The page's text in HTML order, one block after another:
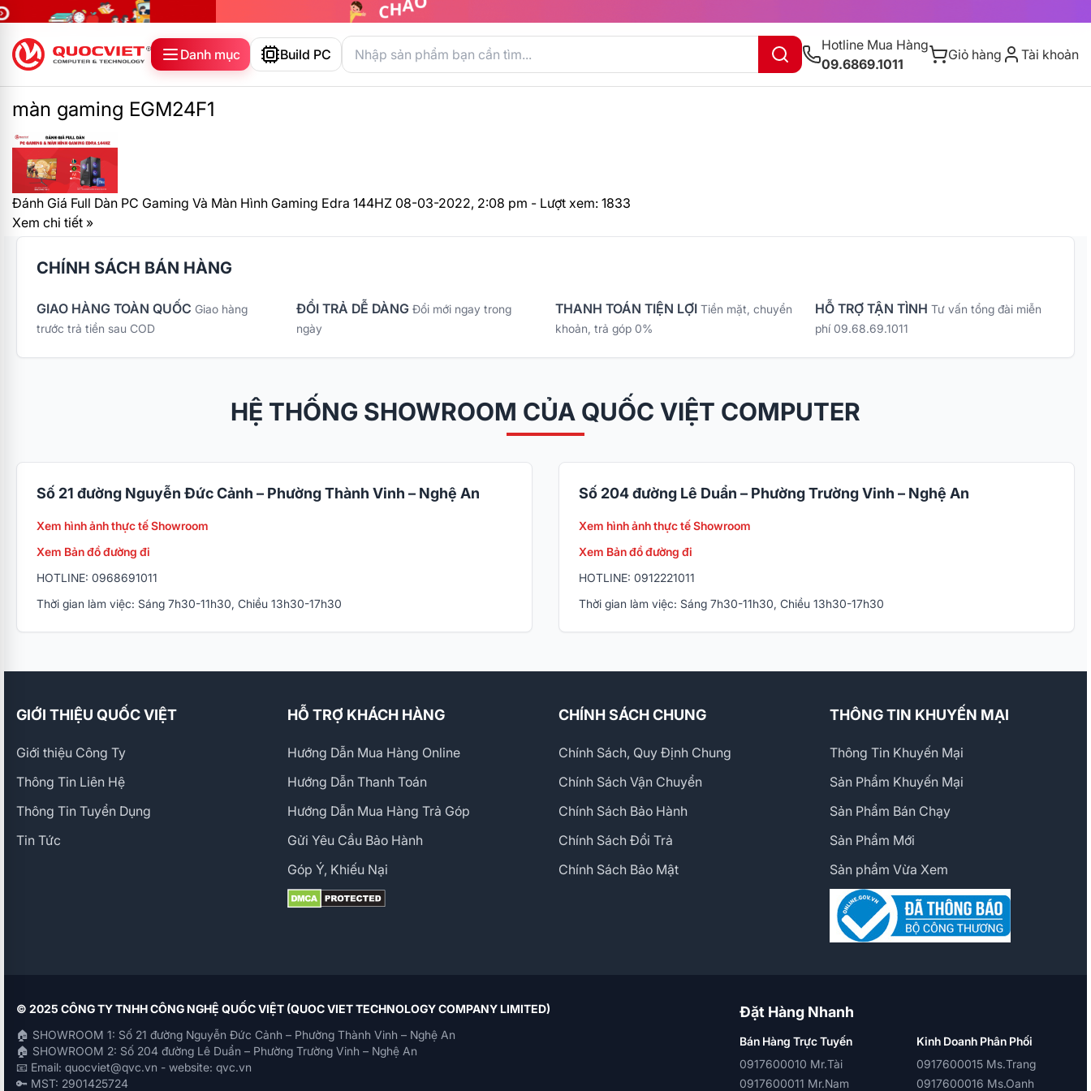
Danh mục Build PC
Hotline Mua Hàng
09.6869.1011
Giỏ hàng Tài khoản
màn gaming EGM24F1
Đánh Giá Full Dàn PC Gaming Và Màn Hình Gaming Edra 144HZ 08-03-2022, 2:08 pm - Lượt xem: 1833
Xem chi tiết »
CHÍNH SÁCH BÁN HÀNG
GIAO HÀNG TOÀN QUỐC Giao hàng
trước trả tiền sau COD
ĐỔI TRẢ DỄ DÀNG Đổi mới ngay trong
ngày
THANH TOÁN TIỆN LỢI Tiền mặt, chuyển
khoản, trả góp 0%
HỖ TRỢ TẬN TÌNH Tư vấn tổng đài miễn
phí 09.68.69.1011
HỆ THỐNG SHOWROOM CỦA QUỐC VIỆT COMPUTER
Số 21 đường Nguyễn Đức Cảnh – Phường Thành Vinh – Nghệ An
Xem hình ảnh thực tế Showroom
Xem Bản đồ đường đi
HOTLINE: 0968691011
Thời gian làm việc: Sáng 7h30-11h30, Chiều 13h30-17h30
Số 204 đường Lê Duẩn – Phường Trường Vinh – Nghệ An
Xem hình ảnh thực tế Showroom
Xem Bản đồ đường đi
HOTLINE: 0912221011
Thời gian làm việc: Sáng 7h30-11h30, Chiều 13h30-17h30
GIỚI THIỆU QUỐC VIỆT
Giới thiệu Công Ty
Thông Tin Liên Hệ
Thông Tin Tuyển Dụng
Tin Tức
HỖ TRỢ KHÁCH HÀNG
Hướng Dẫn Mua Hàng Online
Hướng Dẫn Thanh Toán
Hướng Dẫn Mua Hàng Trả Góp
Gửi Yêu Cầu Bảo Hành
Góp Ý, Khiếu Nại
CHÍNH SÁCH CHUNG
Chính Sách, Quy Định Chung
Chính Sách Vận Chuyển
Chính Sách Bảo Hành
Chính Sách Đổi Trả
Chính Sách Bảo Mật
THÔNG TIN KHUYẾN MẠI
Thông Tin Khuyến Mại
Sản Phẩm Khuyến Mại
Sản Phẩm Bán Chạy
Sản Phẩm Mới
Sản phẩm Vừa Xem
© 2025 CÔNG TY TNHH CÔNG NGHỆ QUỐC VIỆT (QUOC VIET TECHNOLOGY COMPANY LIMITED)
🏠 SHOWROOM 1: Số 21 đường Nguyễn Đức Cảnh – Phường Thành Vinh – Nghệ An
🏠 SHOWROOM 2: Số 204 đường Lê Duẩn – Phường Trường Vinh – Nghệ An
📧 Email: quocviet@qvc.vn - website: qvc.vn
🔑 MST: 2901425724
Đặt Hàng Nhanh
Bán Hàng Trực Tuyến
0917600010 Mr.Tài
0917600011 Mr.Nam
Kinh Doanh Phân Phối
0917600015 Ms.Trang
0917600016 Ms.Oanh